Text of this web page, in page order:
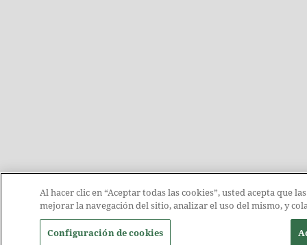
Al hacer clic en “Aceptar todas las cookies”, usted acepta que
mejorar la navegación del sitio, analizar el uso del mismo, y
Configuración de cookies